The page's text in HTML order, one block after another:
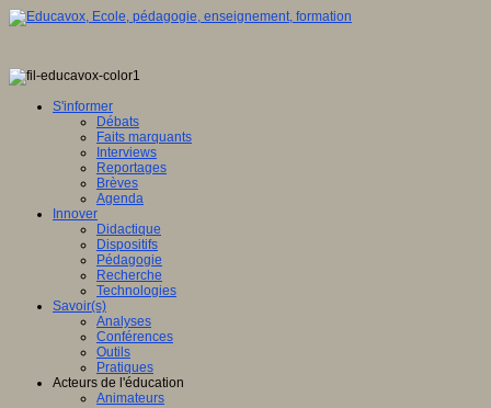
S'informer
Débats
Faits marquants
Interviews
Reportages
Brèves
Agenda
Innover
Didactique
Dispositifs
Pédagogie
Recherche
Technologies
Savoir(s)
Analyses
Conférences
Outils
Pratiques
Acteurs de l'éducation
Animateurs